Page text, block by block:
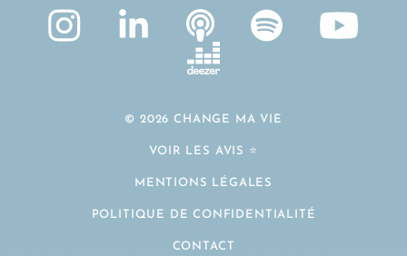
© 2026 CHANGE MA VIE
VOIR LES AVIS ⭐️
MENTIONS LÉGALES
POLITIQUE DE CONFIDENTIALITÉ
CONTACT